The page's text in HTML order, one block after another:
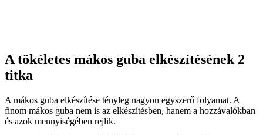
A tökéletes mákos guba elkészítésének 2
titka
A mákos guba elkészítése tényleg nagyon egyszerű folyamat. A
finom mákos guba nem is az elkészítésben, hanem a hozzávalókban
és azok mennyiségében rejlik.